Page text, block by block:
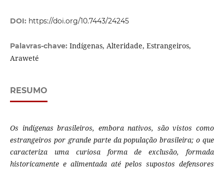
DOI: https://doi.org/10.7443/24245
Palavras-chave: Indígenas, Alteridade, Estrangeiros,
Araweté
RESUMO
Os indígenas brasileiros, embora nativos, são vistos como
estrangeiros por grande parte da população brasileira; o que
caracteriza uma curiosa forma de exclusão, formada
historicamente e alimentada até pelos supostos defensores